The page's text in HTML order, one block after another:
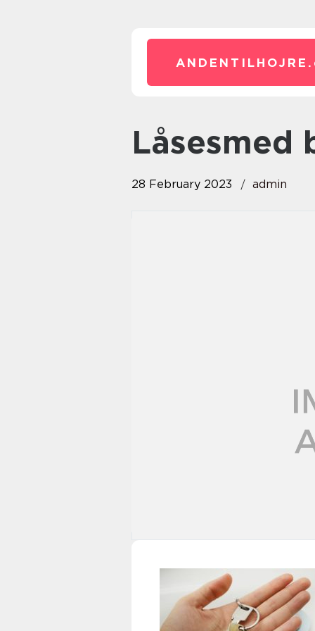
ANDENTILHOJRE.
låsesmed
28 February 2023 admin